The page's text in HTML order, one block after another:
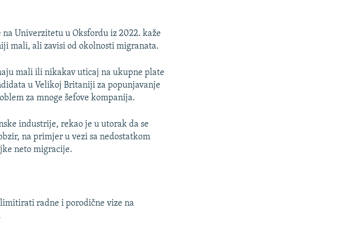
Univerzitetu u Oksfordu iz 2022. kaže
mali, ali zavisi od okolnosti migranata.
mali ili nikakav uticaj na ukupne plate
u Velikoj Britaniji za popunjavanje
za mnoge šefove kompanija.
industrije, rekao je u utorak da se
na primjer u vezi sa nedostatkom
neto migracije.
radne i porodične vize na